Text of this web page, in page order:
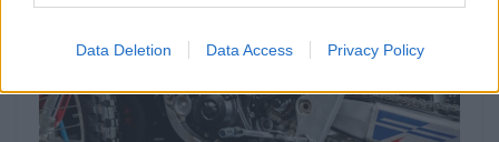
Data Deletion Data Access Privacy Policy